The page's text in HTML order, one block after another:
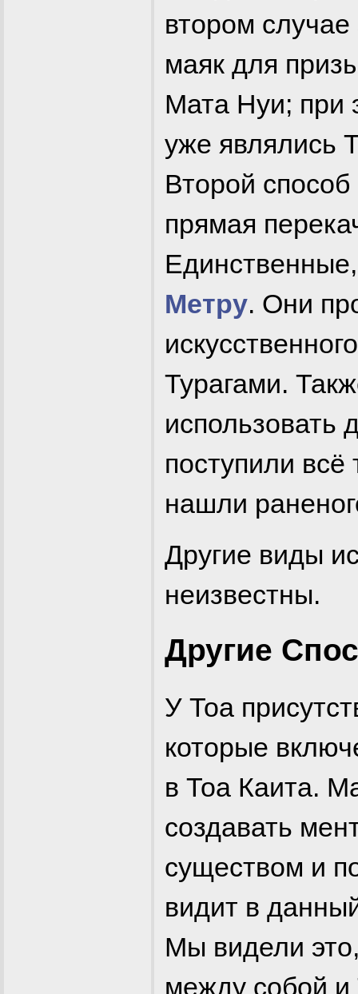
втором
маяк для
Мата Нуи; при
уже являлись
Второй способ
прямая
Метру. Они
Турагами.
использовать
поступили всё
нашли
Другие виды
неизвестны.
Другие
У Тоа
которые
в Тоа Каита.
создавать
существом и
видит в
Мы видели
между собой и